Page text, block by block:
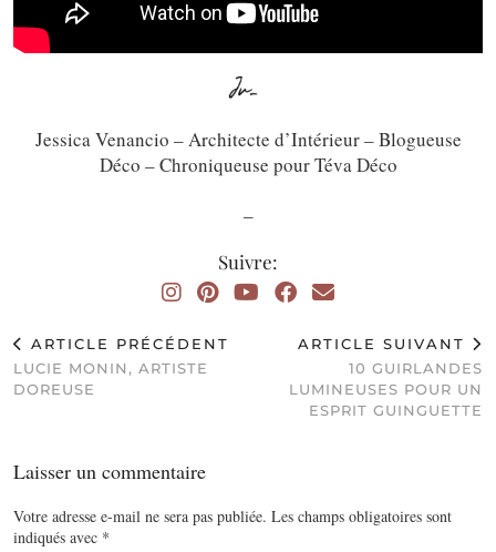
Jessica Venancio – Architecte d’Intérieur – Blogueuse
Déco – Chroniqueuse pour Téva Déco
Suivre:
ARTICLE PRÉCÉDENT
LUCIE MONIN, ARTISTE
DOREUSE
ARTICLE SUIVANT
10 GUIRLANDES
LUMINEUSES POUR UN
ESPRIT GUINGUETTE
Laisser un commentaire
Votre adresse e-mail ne sera pas publiée. Les champs obligatoires sont
indiqués avec *